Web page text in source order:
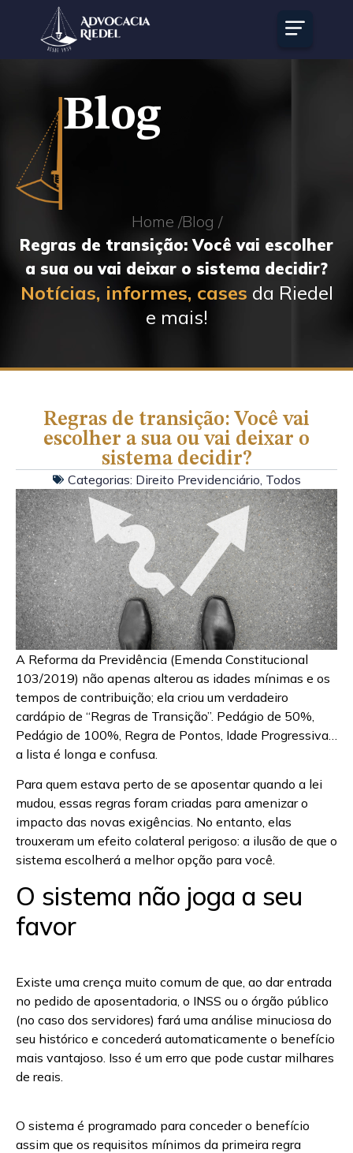
Blog
Home /Blog /
Regras de transição: Você vai escolher
a sua ou vai deixar o sistema decidir?
Notícias, informes, cases da Riedel
e mais!
Regras de transição: Você vai
escolher a sua ou vai deixar o
sistema decidir?
Categorias: Direito Previdenciário Todos
A Reforma da Previdência (Emenda Constitucional
103/2019) não apenas alterou as idades mínimas e os
tempos de contribuição; ela criou um verdadeiro
cardápio de “Regras de Transição”. Pedágio de 50%,
Pedágio de 100%, Regra de Pontos, Idade Progressiva…
a lista é longa e confusa.
Para quem estava perto de se aposentar quando a lei
mudou, essas regras foram criadas para amenizar o
impacto das novas exigências. No entanto, elas
trouxeram um efeito colateral perigoso: a ilusão de que o
sistema escolherá a melhor opção para você.
O sistema não joga a seu
favor
Existe uma crença muito comum de que, ao dar entrada
no pedido de aposentadoria, o INSS ou o órgão público
(no caso dos servidores) fará uma análise minuciosa do
seu histórico e concederá automaticamente o benefício
mais vantajoso. Isso é um erro que pode custar milhares
de reais.
O sistema é programado para conceder o benefício
assim que os requisitos mínimos da primeira regra